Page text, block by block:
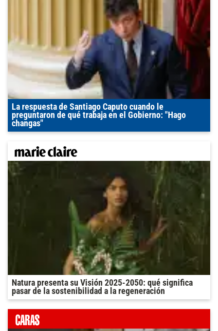
La respuesta de Santiago Caputo cuando le
preguntaron de qué trabaja en el Gobierno: "Hago
changas"
Natura presenta su Visión 2025-2050: qué significa
pasar de la sostenibilidad a la regeneración